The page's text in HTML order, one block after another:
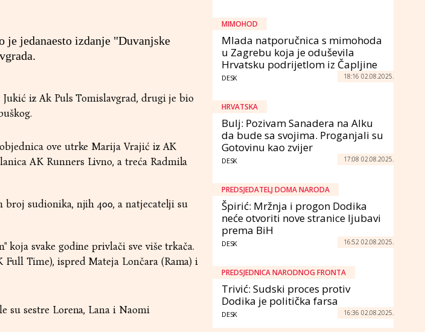
jedanaesto izdanje "Duvanjske
iz Ak Puls Tomislavgrad, drugi je bio
ove utrke Marija Vrajić iz AK
AK Runners Livno, a treća Radmila
broj sudionika, njih 400, a natjecatelji su
koja svake godine privlači sve više trkača.
Time), ispred Mateja Lončara (Rama) i
su sestre Lorena, Lana i Naomi
MIMOHOD
Mlada natporučnica s mimohoda
u Zagrebu koja je oduševila
Hrvatsku podrijetlom iz Čapljine
DESK 18:16 02.08.2025.
HRVATSKA
Bulj: Pozivam Sanadera na Alku
da bude sa svojima. Proganjali su
Gotovinu kao zvijer
DESK 17:08 02.08.2025.
PREDSJEDATELJ DOMA NARODA
Špirić: Mržnja i progon Dodika
neće otvoriti nove stranice ljubavi
prema BiH
DESK 16:52 02.08.2025.
PREDSJEDNICA NARODNOG FRONTA
Trivić: Sudski proces protiv
Dodika je politička farsa
DESK 16:36 02.08.2025.